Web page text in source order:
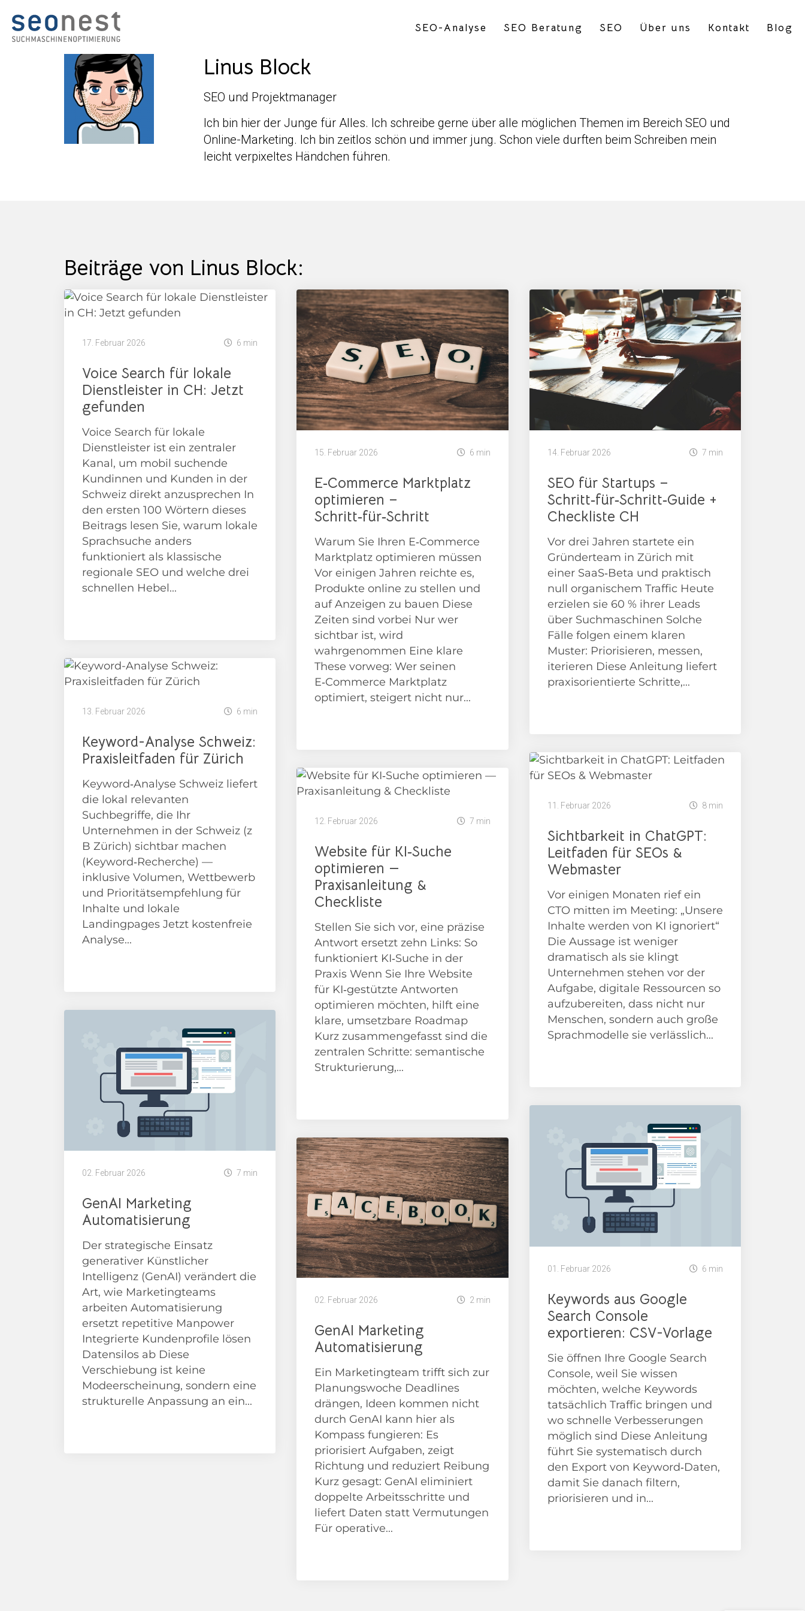
SEO-Analyse SEO Beratung SEO Über uns Kontakt Blog
Linus Block
SEO und Projektmanager
Ich bin hier der Junge für Alles. Ich schreibe gerne über alle möglichen Themen im Bereich SEO und
Online-Marketing. Ich bin zeitlos schön und immer jung. Schon viele durften beim Schreiben mein
leicht verpixeltes Händchen führen.
Beiträge von Linus Block:
17. Februar 2026 6 min
Voice Search für lokale
Dienstleister in CH: Jetzt
gefunden
Voice Search für lokale
Dienstleister ist ein zentraler
Kanal, um mobil suchende
Kundinnen und Kunden in der
Schweiz direkt anzusprechen In
den ersten 100 Wörtern dieses
Beitrags lesen Sie, warum lokale
Sprachsuche anders
funktioniert als klassische
regionale SEO und welche drei
schnellen Hebel...
15. Februar 2026 6 min
E‑Commerce Marktplatz
optimieren –
Schritt‑für‑Schritt
Warum Sie Ihren E‑Commerce
Marktplatz optimieren müssen
Vor einigen Jahren reichte es,
Produkte online zu stellen und
auf Anzeigen zu bauen Diese
Zeiten sind vorbei Nur wer
sichtbar ist, wird
wahrgenommen Eine klare
These vorweg: Wer seinen
E‑Commerce Marktplatz
optimiert, steigert nicht nur...
14. Februar 2026 7 min
SEO für Startups –
Schritt‑für‑Schritt‑Guide +
Checkliste CH
Vor drei Jahren startete ein
Gründerteam in Zürich mit
einer SaaS‑Beta und praktisch
null organischem Traffic Heute
erzielen sie 60 % ihrer Leads
über Suchmaschinen Solche
Fälle folgen einem klaren
Muster: Priorisieren, messen,
iterieren Diese Anleitung liefert
praxisorientierte Schritte,...
13. Februar 2026 6 min
Keyword-Analyse Schweiz:
Praxisleitfaden für Zürich
Keyword‑Analyse Schweiz liefert
die lokal relevanten
Suchbegriffe, die Ihr
Unternehmen in der Schweiz (z
B Zürich) sichtbar machen
(Keyword‑Recherche) —
inklusive Volumen, Wettbewerb
und Prioritätsempfehlung für
Inhalte und lokale
Landingpages Jetzt kostenfreie
Analyse...
12. Februar 2026 7 min
Website für KI‑Suche
optimieren —
Praxisanleitung &
Checkliste
Stellen Sie sich vor, eine präzise
Antwort ersetzt zehn Links: So
funktioniert KI‑Suche in der
Praxis Wenn Sie Ihre Website
für KI‑gestützte Antworten
optimieren möchten, hilft eine
klare, umsetzbare Roadmap
Kurz zusammengefasst sind die
zentralen Schritte: semantische
Strukturierung,...
11. Februar 2026 8 min
Sichtbarkeit in ChatGPT:
Leitfaden für SEOs &
Webmaster
Vor einigen Monaten rief ein
CTO mitten im Meeting: „Unsere
Inhalte werden von KI ignoriert“
Die Aussage ist weniger
dramatisch als sie klingt
Unternehmen stehen vor der
Aufgabe, digitale Ressourcen so
aufzubereiten, dass nicht nur
Menschen, sondern auch große
Sprachmodelle sie verlässlich...
02. Februar 2026 7 min
GenAI Marketing
Automatisierung
Der strategische Einsatz
generativer Künstlicher
Intelligenz (GenAI) verändert die
Art, wie Marketingteams
arbeiten Automatisierung
ersetzt repetitive Manpower
Integrierte Kundenprofile lösen
Datensilos ab Diese
Verschiebung ist keine
Modeerscheinung, sondern eine
strukturelle Anpassung an ein...
02. Februar 2026 2 min
GenAI Marketing
Automatisierung
Ein Marketingteam trifft sich zur
Planungswoche Deadlines
drängen, Ideen kommen nicht
durch GenAI kann hier als
Kompass fungieren: Es
priorisiert Aufgaben, zeigt
Richtung und reduziert Reibung
Kurz gesagt: GenAI eliminiert
doppelte Arbeitsschritte und
liefert Daten statt Vermutungen
Für operative...
01. Februar 2026 6 min
Keywords aus Google
Search Console
exportieren: CSV-Vorlage
Sie öffnen Ihre Google Search
Console, weil Sie wissen
möchten, welche Keywords
tatsächlich Traffic bringen und
wo schnelle Verbesserungen
möglich sind Diese Anleitung
führt Sie systematisch durch
den Export von Keyword‑Daten,
damit Sie danach filtern,
priorisieren und in...
Kundenbewertungen und Erfahrungen zu